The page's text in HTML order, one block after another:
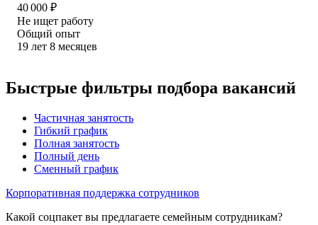
40 000 ₽
Не ищет работу
Общий опыт
19 лет 8 месяцев
Быстрые фильтры подбора вакансий
Частичная занятость
Гибкий график
Полная занятость
Полный день
Сменный график
Корпоративная поддержка сотрудников
Какой соцпакет вы предлагаете семейным сотрудникам?